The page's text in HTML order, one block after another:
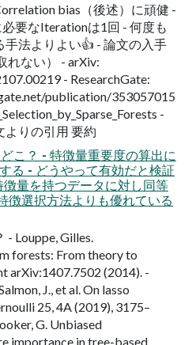
bias（後述）に頑健 -
要なIterationは1回 - 何度も
法よりよい👍 - 論文の入手
れない） - arXiv:
- ResearchGate:
publication/353057015
-
よりの引用 要約
こ？ - 特徴量重要度の算出に
る - どうやって有効だと検証
量を持つデータに対し同等
徴選択方法よりも優れている
Louppe, Gilles.
forests: From theory to
arXiv:1407.7502 (2014). -
J., et al. On lasso
25, 4A (2019), 3175–
G. Unbiased
importance in tree-based